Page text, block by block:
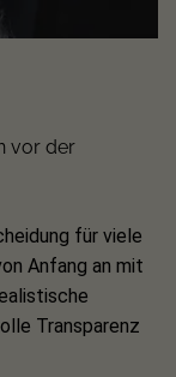
zur
4x 450 W
1x
vor der
für viele
Anfang an mit
Transparenz